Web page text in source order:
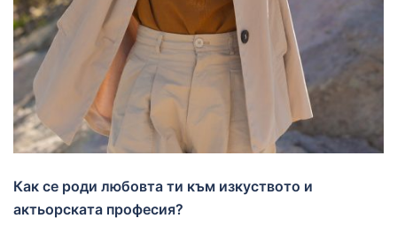
Как се роди любовта ти към изкуството и
актьорската професия?